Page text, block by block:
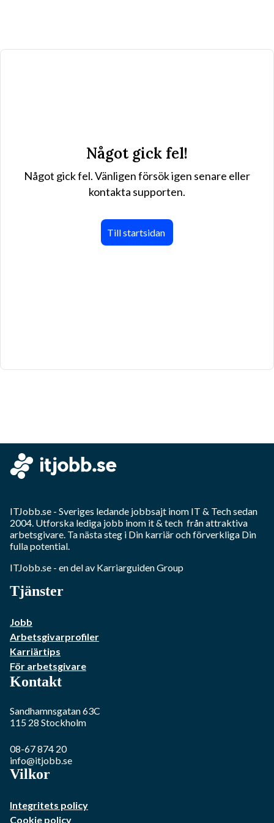
Något gick fel!
Något gick fel. Vänligen försök igen senare eller
kontakta supporten.
Till startsidan
ITJobb.se - Sveriges ledande jobbsajt inom IT & Techsedan
2004. Utforska lediga jobb inom it & tech från attraktiva
arbetsgivare. Ta nästa steg i Din karriär och förverkliga Din
fulla potential.
ITJobb.se - en del av Karriarguiden Group
Tjänster
Jobb
Arbetsgivarprofiler
Karriärtips
För arbetsgivare
Kontakt
Sandhamnsgatan 63C
115 28 Stockholm
08-67 874 20
info@itjobb.se
Vilkor
Integritets policy
Cookie policy